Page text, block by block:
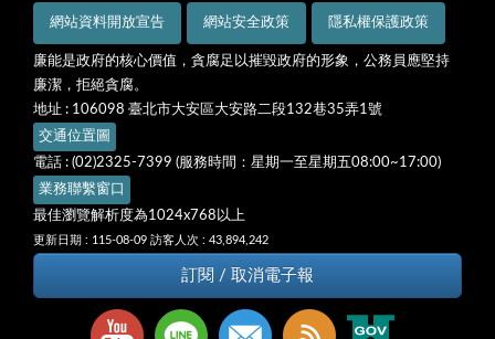
網站資料開放宣告 網站安全政策 隱私權保護政策
廉能是政府的核心價值，貪腐足以摧毀政府的形象，公務員應堅持
廉潔，拒絕貪腐。
地址 : 106098 臺北市大安區大安路二段132巷35弄1號
交通位置圖
電話 : (02)2325-7399 (服務時間：星期一至星期五08:00~17:00)
業務聯繫窗口
最佳瀏覽解析度為1024x768以上
更新日期 : 115-08-09 訪客人次 : 43,894,242
訂閱 / 取消電子報